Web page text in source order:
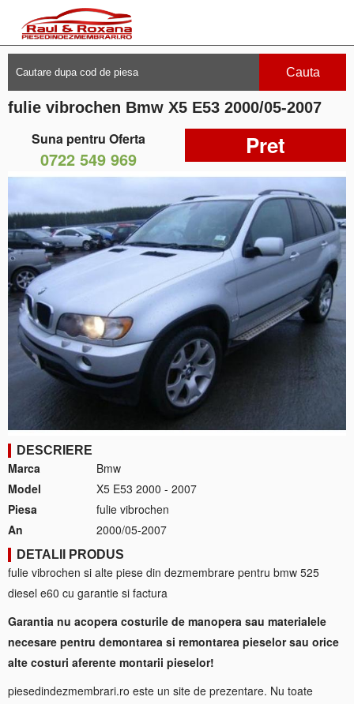
Cauta
fulie vibrochen Bmw X5 E53 2000/05-2007
Suna pentru Oferta
0722 549 969 Pret
DESCRIERE
Marca
Bmw
Model
X5 E53 2000 - 2007
Piesa
fulie vibrochen
An
2000/05-2007
DETALII PRODUS
fulie vibrochen si alte piese din dezmembrare pentru bmw 525
diesel e60 cu garantie si factura
Garantia nu acopera costurile de manopera sau materialele
necesare pentru demontarea si remontarea pieselor sau orice
alte costuri aferente montarii pieselor!
piesedindezmembrari.ro este un site de prezentare. Nu toate